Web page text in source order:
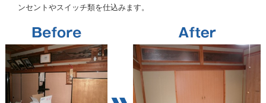
ンセントやスイッチ類を仕込みます。